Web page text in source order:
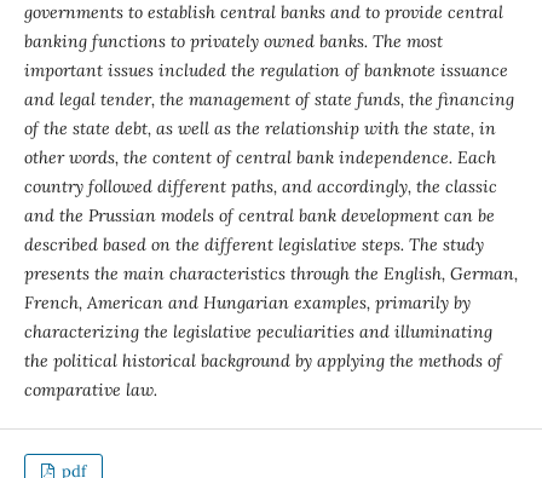
governments to establish central banks and to provide central
banking functions to privately owned banks. The most
important issues included the regulation of banknote issuance
and legal tender, the management of state funds, the financing
of the state debt, as well as the relationship with the state, in
other words, the content of central bank independence. Each
country followed different paths, and accordingly, the classic
and the Prussian models of central bank development can be
described based on the different legislative steps. The study
presents the main characteristics through the English, German,
French, American and Hungarian examples, primarily by
characterizing the legislative peculiarities and illuminating
the political historical background by applying the methods of
comparative law.
pdf